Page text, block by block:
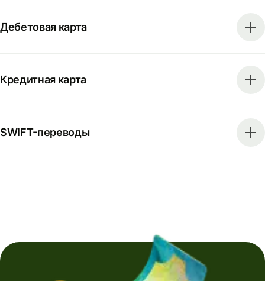
Дебетовая карта
Кредитная карта
SWIFT-переводы